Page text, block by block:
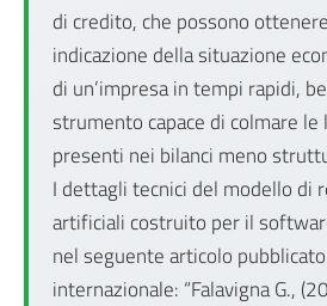
di credito, che possono
indicazione della situazione
di un’impresa in tempi rapidi,
strumento capace di colmare
presenti nei bilanci meno
I dettagli tecnici del modello di
artificiali costruito per il
nel seguente articolo
internazionale: “Falavigna G.,